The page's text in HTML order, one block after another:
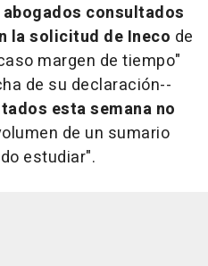
consultados
la solicitud de Ineco de
margen de tiempo"
de su declaración--
esta semana no
de un sumario
estudiar".